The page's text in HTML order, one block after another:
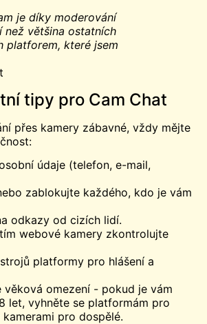
je díky moderování
než většina ostatních
platforem, které jsem
tipy pro Cam Chat
přes kamery zábavné, vždy mějte
údaje (telefon, e-mail,
zablokujte každého, kdo je vám
odkazy od cizích lidí.
webové kamery zkontrolujte
platformy pro hlášení a
věková omezení - pokud je vám
let, vyhněte se platformám pro
pro dospělé.